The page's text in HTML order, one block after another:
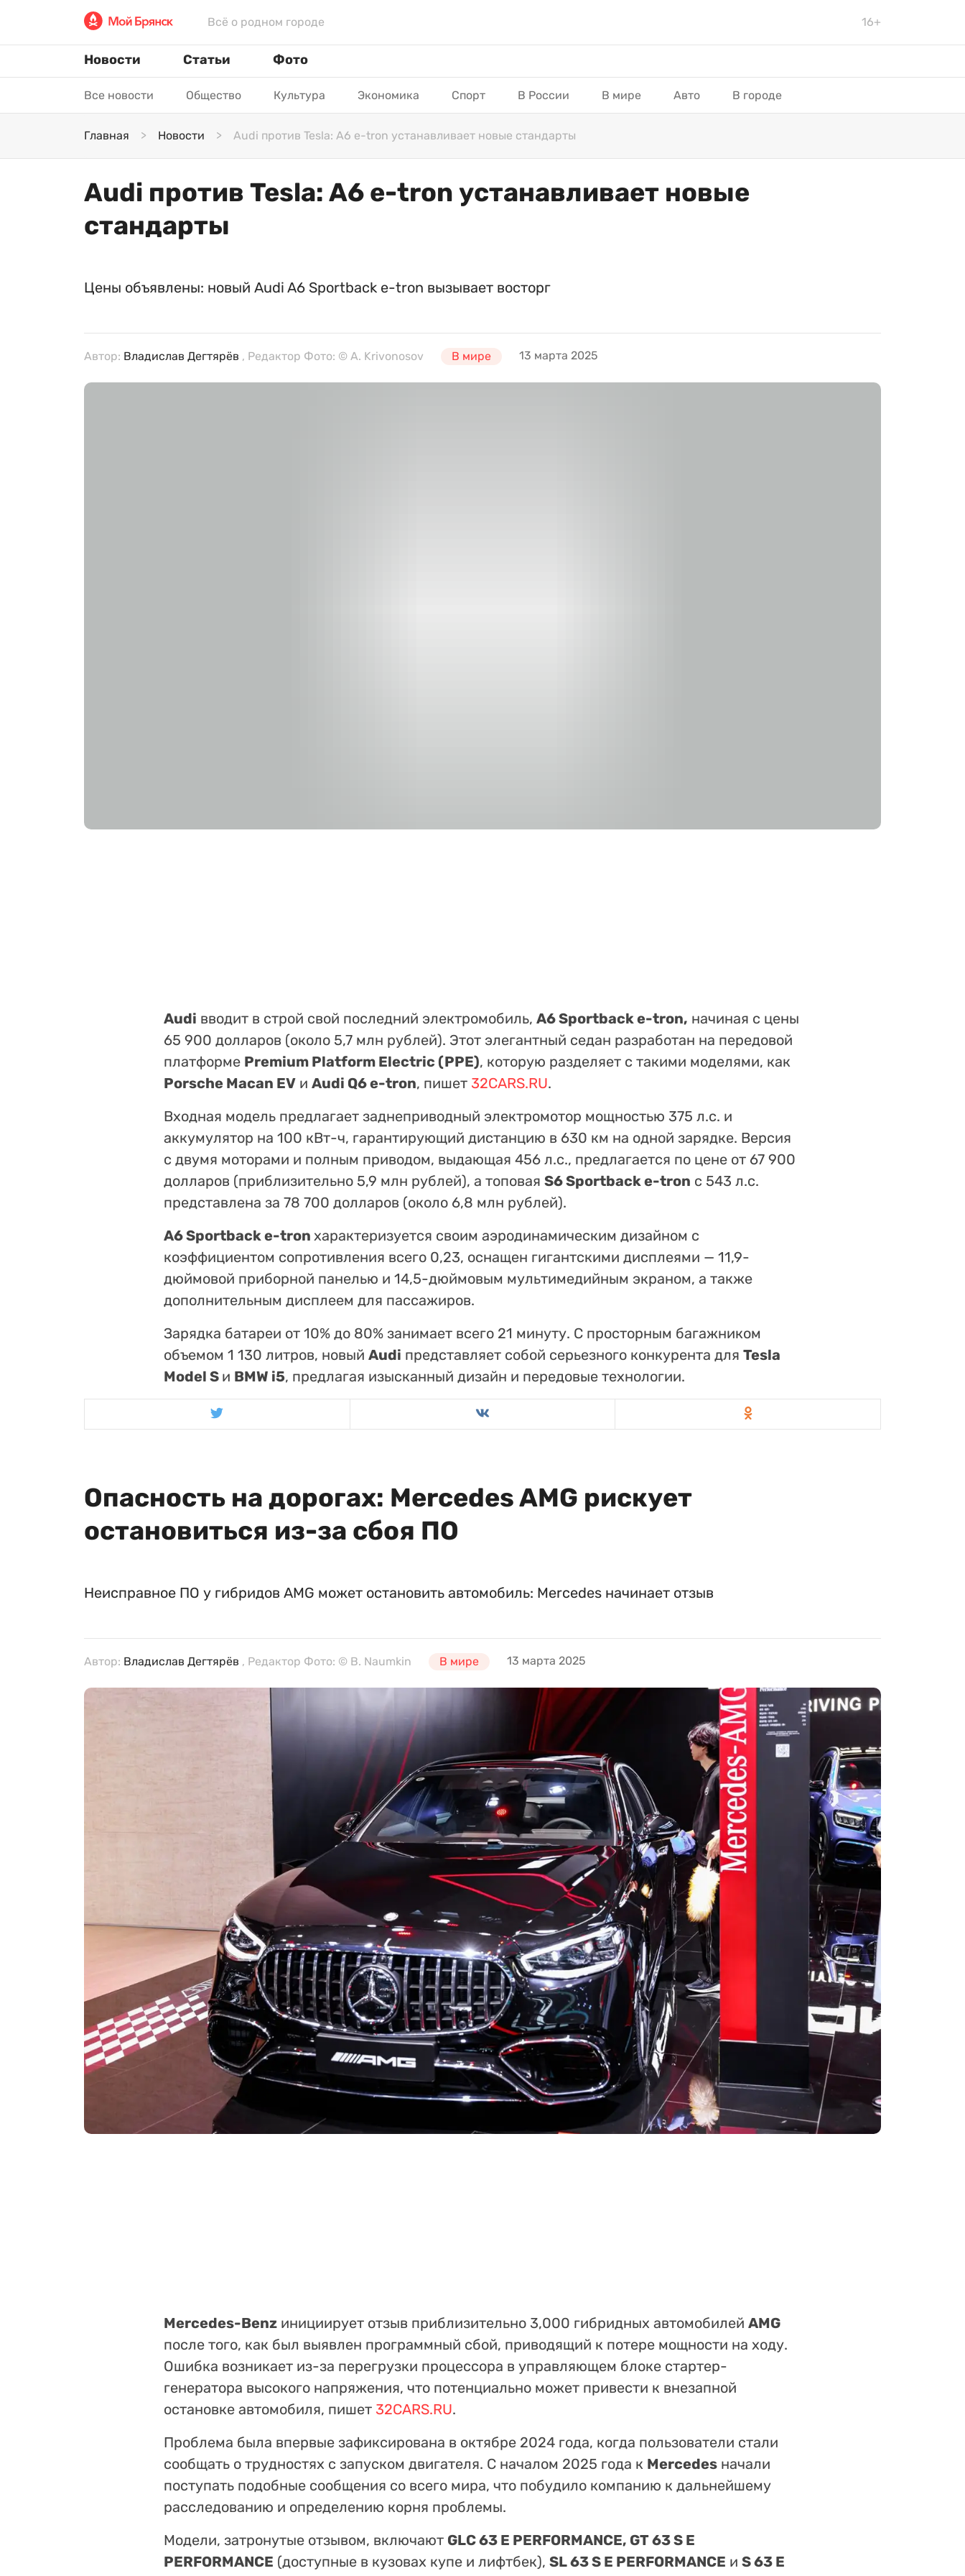
Всё о родном городе 16+
Новости Статьи Фото
Все новости Общество Культура Экономика Спорт В России В мире Авто В городе
Главная Новости Audi против Tesla: A6 e-tron устанавливает новые стандарты
Audi против Tesla: A6 e-tron устанавливает новые
стандарты
Цены объявлены: новый Audi A6 Sportback e-tron вызывает восторг
Автор: Владислав Дегтярёв , Редактор Фото: © A. Krivonosov В мире 13 марта 2025
Audi вводит в строй свой последний электромобиль, A6 Sportback e-tron, начиная с цены
65 900 долларов (около 5,7 млн рублей). Этот элегантный седан разработан на передовой
платформе Premium Platform Electric (PPE), которую разделяет с такими моделями, как
Porsche Macan EV и Audi Q6 e-tron, пишет 32CARS.RU.
Входная модель предлагает заднеприводный электромотор мощностью 375 л.с. и
аккумулятор на 100 кВт-ч, гарантирующий дистанцию в 630 км на одной зарядке. Версия
с двумя моторами и полным приводом, выдающая 456 л.с., предлагается по цене от 67 900
долларов (приблизительно 5,9 млн рублей), а топовая S6 Sportback e-tron с 543 л.с.
представлена за 78 700 долларов (около 6,8 млн рублей).
A6 Sportback e-tron характеризуется своим аэродинамическим дизайном с
коэффициентом сопротивления всего 0,23, оснащен гигантскими дисплеями — 11,9-
дюймовой приборной панелью и 14,5-дюймовым мультимедийным экраном, а также
дополнительным дисплеем для пассажиров.
Зарядка батареи от 10% до 80% занимает всего 21 минуту. С просторным багажником
объемом 1 130 литров, новый Audi представляет собой серьезного конкурента для Tesla
Model S и BMW i5, предлагая изысканный дизайн и передовые технологии.
Опасность на дорогах: Mercedes AMG рискует
остановиться из-за сбоя ПО
Неисправное ПО у гибридов AMG может остановить автомобиль: Mercedes начинает отзыв
Автор: Владислав Дегтярёв , Редактор Фото: © B. Naumkin В мире 13 марта 2025
Mercedes-Benz инициирует отзыв приблизительно 3,000 гибридных автомобилей AMG
после того, как был выявлен программный сбой, приводящий к потере мощности на ходу.
Ошибка возникает из-за перегрузки процессора в управляющем блоке стартер-
генератора высокого напряжения, что потенциально может привести к внезапной
остановке автомобиля, пишет 32CARS.RU.
Проблема была впервые зафиксирована в октябре 2024 года, когда пользователи стали
сообщать о трудностях с запуском двигателя. С началом 2025 года к Mercedes начали
поступать подобные сообщения со всего мира, что побудило компанию к дальнейшему
расследованию и определению корня проблемы.
Модели, затронутые отзывом, включают GLC 63 E PERFORMANCE, GT 63 S E
PERFORMANCE (доступные в кузовах купе и лифтбек), SL 63 S E PERFORMANCE и S 63 E